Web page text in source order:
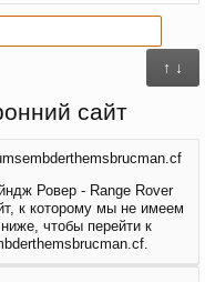
↑ ↓
сайт
Ровер - Range Rover
к которому мы не имеем
чтобы перейти к